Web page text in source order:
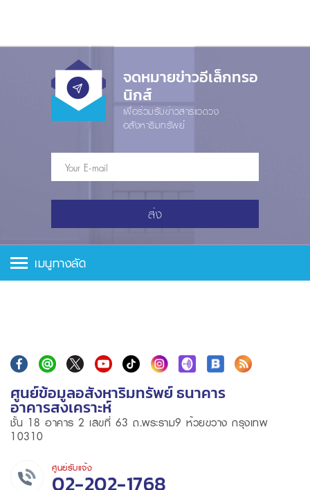
จดหมายข่าวอีเล็กทรอ
นิกส์
เพื่อร่วมรับข่าวสารแวดวง
อสังหาริมทรัพย์
ส่ง
เมนูทางลัด
ศูนย์ข้อมูลอสังหาริมทรัพย์ ธนาคาร
อาคารสงเคราะห์
ชั้น 18 อาคาร 2 เลขที่ 63 ถ.พระราม9 ห้วยขวาง กรุงเทพ
10310
ศูนย์รับแจ้ง
02-202-1768